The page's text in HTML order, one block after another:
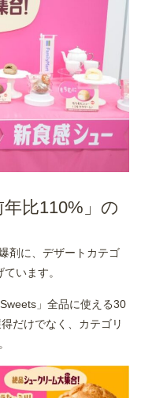
比110%」の
剤に、デザートカテゴ
います。
Sweets」全品に使える30
だけでなく、カテゴリ